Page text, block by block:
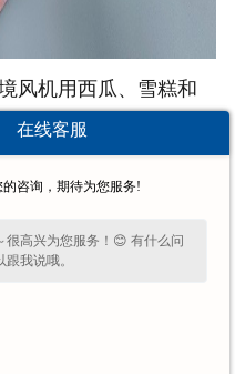
风机用西瓜、雪糕和
把清凉的保护伞。这份
不适，更增强了员工的
炎夏日中充满了温情与
爱员工的榜样。
在线客服
的咨询，期待为您服务!
很高兴为您服务！😊 有什么问
跟我说哦。